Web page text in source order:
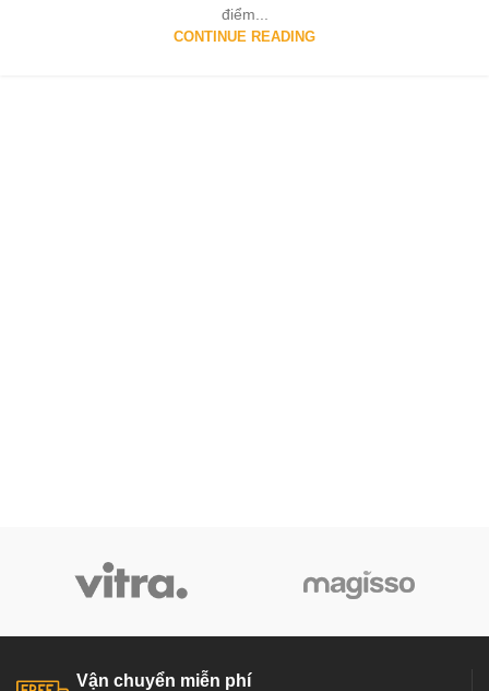
điểm...
CONTINUE READING
Vận chuyển miễn phí